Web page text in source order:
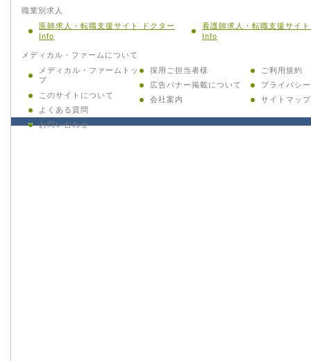
職業別求人
医師求人・転職支援サイト ドクター
Info
看護師求人・転職支援サイ
Info
メディカル・ファームについて
メディカル・ファームトッ
プ
このサイトについて
よくある質問
お問い合わせ
採用ご担当者様
広告バナー掲載について
会社案内
ご利用規約
プライバシ
サイトマップ